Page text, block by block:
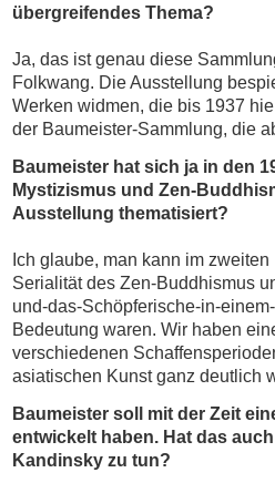
übergreifendes Thema?
Ja, das ist genau diese
Folkwang. Die Ausstellung
Werken widmen, die bis 1937
der Baumeister-Sammlung, die
Baumeister hat sich ja in den
Mystizismus und Zen-
Ausstellung thematisiert?
Ich glaube, man kann im
Serialität des Zen-Buddhismus
und-das-Schöpferische-in-
Bedeutung waren. Wir haben
verschiedenen
asiatischen Kunst ganz deutlich
Baumeister soll mit der Zeit
entwickelt haben. Hat das
Kandinsky zu tun?